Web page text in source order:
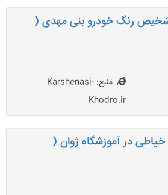
رنگ خودرو بنی مهدی (
منبع: Karshenasi-
Khodro.ir
در آموزشگاه ژوان (